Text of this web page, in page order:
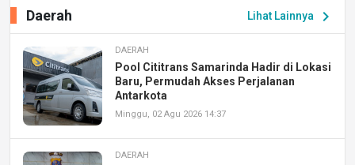
Lihat Lainnya chevron_right
Daerah
DAERAH
Pool Cititrans Samarinda Hadir di Lokasi
Baru, Permudah Akses Perjalanan
Antarkota
Minggu, 02 Agu 2026 14:37
DAERAH